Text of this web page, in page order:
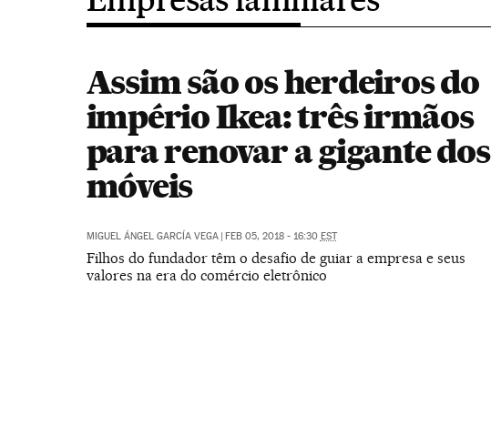
Assim são os herdeiros do
império Ikea: três irmãos
para renovar a gigante dos
móveis
MIGUEL ÁNGEL GARCÍA VEGA | FEB 05, 2018 - 16:30 EST
Filhos do fundador têm o desafio de guiar a empresa e seus
valores na era do comércio eletrônico